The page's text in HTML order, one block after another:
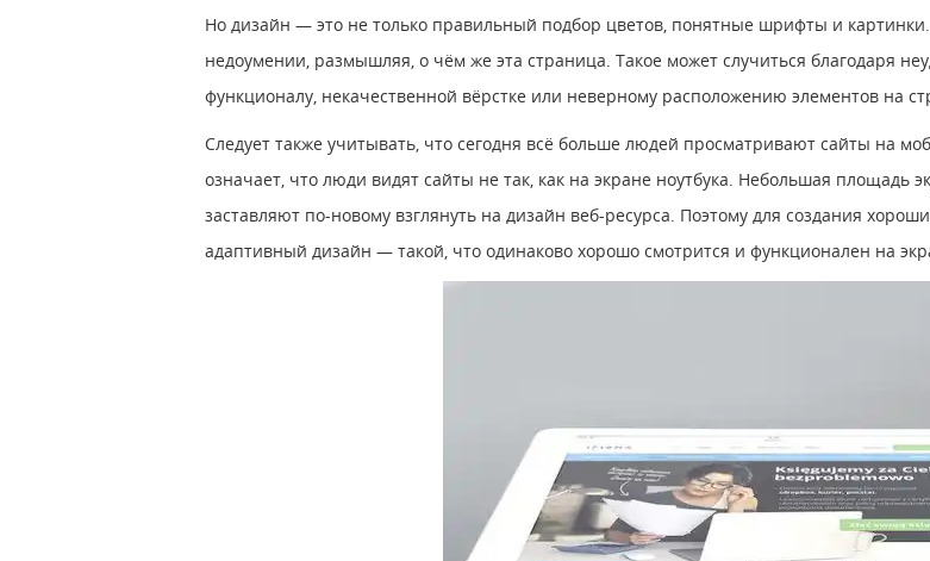
Но дизайн — это не только правильный подбор цветов, понятные шрифты и
недоумении, размышляя, о чём же эта страница. Такое может случиться благодаря
функционалу, некачественной вёрстке или неверному расположению элементов на
Следует также учитывать, что сегодня всё больше людей просматривают сайты на
означает, что люди видят сайты не так, как на экране ноутбука. Небольшая площадь
заставляют по-новому взглянуть на дизайн веб-ресурса. Поэтому для создания
адаптивный дизайн — такой, что одинаково хорошо смотрится и функционален на